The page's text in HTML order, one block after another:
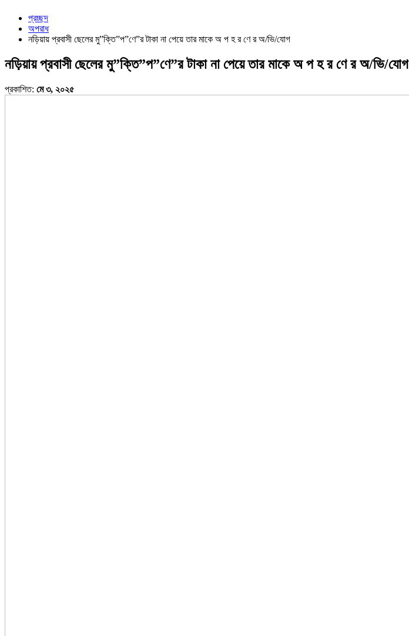
প্রচ্ছদ
অপরাধ
নড়িয়ায় প্রবাসী ছেলের মু”ক্তি”প”ণে”র টাকা না পেয়ে তার মাকে অ প হ র ণে র অ/ভি/যোগ
নড়িয়ায় প্রবাসী ছেলের মু”ক্তি”প”ণে”র টাকা না পেয়ে তার মাকে অ প হ র ণে র অ/ভি/যোগ
প্রকাশিত: মে ৩, ২০২৫